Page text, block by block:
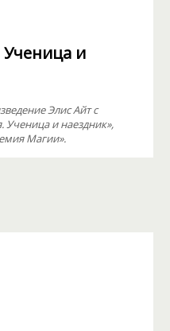
Ученица и
Элис Айт с
Ученица и наездник»,
Магии».